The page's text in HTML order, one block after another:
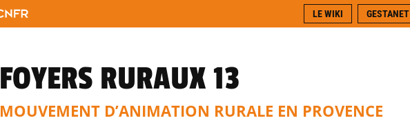
LE WIKI GESTANET
FOYERS RURAUX 13
MOUVEMENT D’ANIMATION RURALE EN PROVENCE